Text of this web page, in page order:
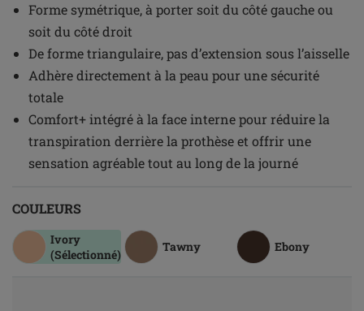
Forme symétrique, à porter soit du côté gauche ou
soit du côté droit
De forme triangulaire, pas d’extension sous l’aisselle
Adhère directement à la peau pour une sécurité
totale
Comfort+ intégré à la face interne pour réduire la
transpiration derrière la prothèse et offrir une
sensation agréable tout au long de la journé
COULEURS
Ivory
(Sélectionné)
Tawny Ebony